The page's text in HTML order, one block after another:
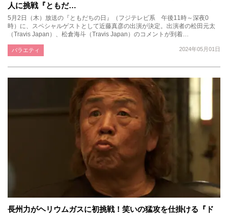
人に挑戦『ともだ…
5月2日（木）放送の『ともだちの日』（フジテレビ系 午後11時～深夜0
時）に、スペシャルゲストとして近藤真彦の出演が決定。出演者の松田元太
（Travis Japan）、松倉海斗（Travis Japan）のコメントが到着…
2024年05月01日
バラエティ
長州力がヘリウムガスに初挑戦！笑いの猛攻を仕掛ける『ド